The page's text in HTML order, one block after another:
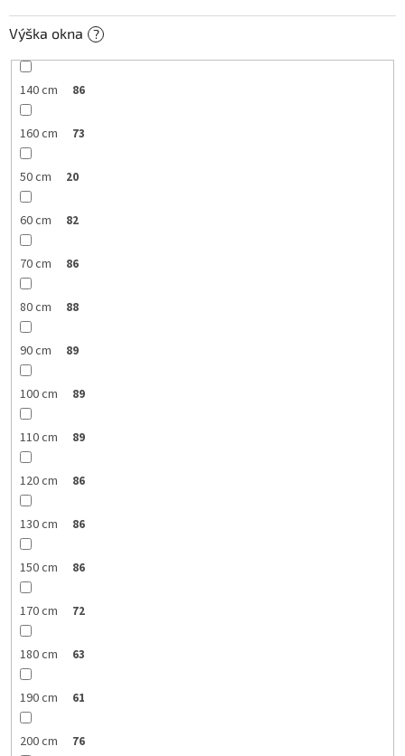
Výška okna ?
140 cm 86
160 cm 73
50 cm 20
60 cm 82
70 cm 86
80 cm 88
90 cm 89
100 cm 89
110 cm 89
120 cm 86
130 cm 86
150 cm 86
170 cm 72
180 cm 63
190 cm 61
200 cm 76